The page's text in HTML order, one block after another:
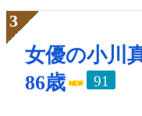
女優の小川
86歳
91